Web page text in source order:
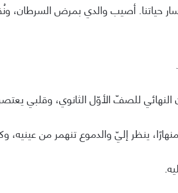
حياتنا. أصيب والدي بمرض السرطان،
النهائي للصفّ الأوّل الثانوي، وقلبي
ينظر إليّ والدموع تنهمر من عينيه،